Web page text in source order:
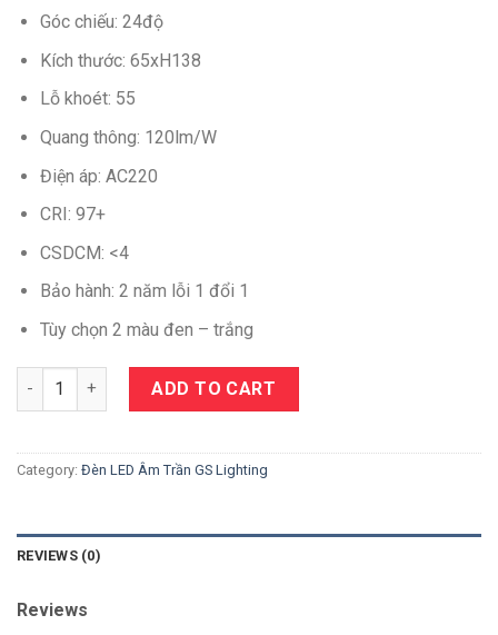
Góc chiếu: 24độ
Kích thước: 65xH138
Lỗ khoét: 55
Quang thông: 120lm/W
Điện áp: AC220
CRI: 97+
CSDCM: <4
Bảo hành: 2 năm lỗi 1 đổi 1
Tùy chọn 2 màu đen – trắng
Quantity ADD TO CART
Category: Đèn LED Âm Trần GS Lighting
REVIEWS (0)
Reviews